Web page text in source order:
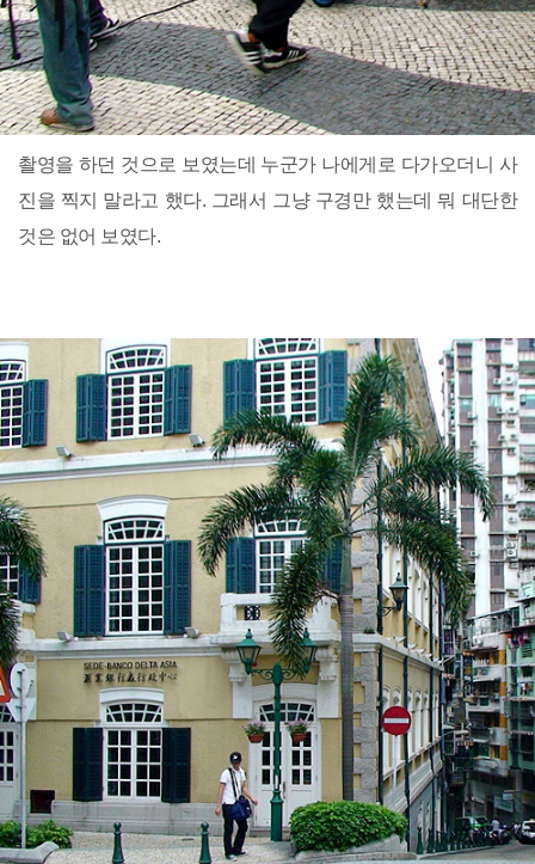
촬영을 하던 것으로 보였는데 누군가 나에게로 다가오더니 사
진을 찍지 말라고 했다. 그래서 그냥 구경만 했는데 뭐 대단한
것은 없어 보였다.